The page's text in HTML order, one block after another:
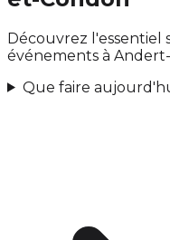
Découvrez l'essentiel
événements à
Que faire